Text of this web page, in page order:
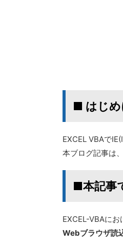
■ はじめ
EXCEL VBAで
本ブログ記事は
■本記事
EXCEL-VBAに
Webブラウザ読